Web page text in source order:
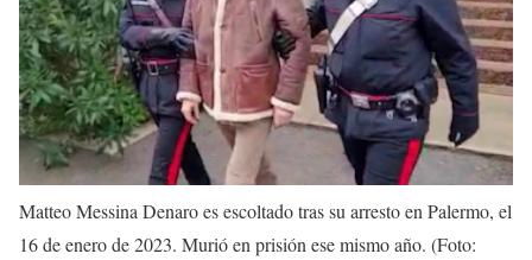
Matteo Messina Denaro es escoltado tras su arresto en Palermo, el
16 de enero de 2023. Murió en prisión ese mismo año. (Foto: